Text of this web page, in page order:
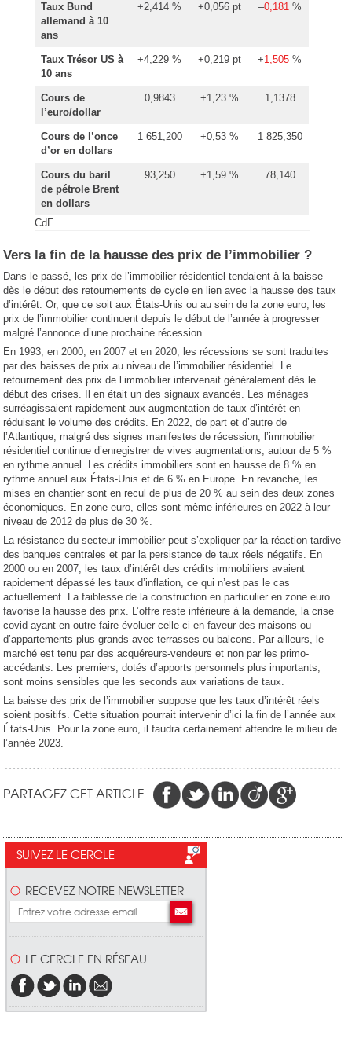
Taux Bund
allemand à 10
ans
+2,414 % +0,056 pt –0,181%
Taux Trésor US à
10 ans
+4,229 % +0,219 pt +1,505 %
Cours de
l’euro/dollar
0,9843 +1,23 % 1,1378
Cours de l’once
d’or en dollars
1 651,200 +0,53 % 1 825,350
Cours du baril
de pétrole Brent
en dollars
93,250 +1,59 % 78,140
CdE
Vers la fin de la hausse des prix de l’immobilier ?
Dans le passé, les prix de l’immobilier résidentiel tendaient à la baisse
dès le début des retournements de cycle en lien avec la hausse des taux
d’intérêt. Or, que ce soit aux États-Unis ou au sein de la zone euro, les
prix de l’immobilier continuent depuis le début de l’année à progresser
malgré l’annonce d’une prochaine récession.
En 1993, en 2000, en 2007 et en 2020, les récessions se sont traduites
par des baisses de prix au niveau de l’immobilier résidentiel. Le
retournement des prix de l’immobilier intervenait généralement dès le
début des crises. Il en était un des signaux avancés. Les ménages
surréagissaient rapidement aux augmentation de taux d’intérêt en
réduisant le volume des crédits. En 2022, de part et d’autre de
l’Atlantique, malgré des signes manifestes de récession, l’immobilier
résidentiel continue d’enregistrer de vives augmentations, autour de 5 %
en rythme annuel. Les crédits immobiliers sont en hausse de 8 % en
rythme annuel aux États-Unis et de 6 % en Europe. En revanche, les
mises en chantier sont en recul de plus de 20 % au sein des deux zones
économiques. En zone euro, elles sont même inférieures en 2022 à leur
niveau de 2012 de plus de 30 %.
La résistance du secteur immobilier peut s’expliquer par la réaction tardive
des banques centrales et par la persistance de taux réels négatifs. En
2000 ou en 2007, les taux d’intérêt des crédits immobiliers avaient
rapidement dépassé les taux d’inflation, ce qui n’est pas le cas
actuellement. La faiblesse de la construction en particulier en zone euro
favorise la hausse des prix. L’offre reste inférieure à la demande, la crise
covid ayant en outre faire évoluer celle-ci en faveur des maisons ou
d’appartements plus grands avec terrasses ou balcons. Par ailleurs, le
marché est tenu par des acquéreurs-vendeurs et non par les primo-
accédants. Les premiers, dotés d’apports personnels plus importants,
sont moins sensibles que les seconds aux variations de taux.
La baisse des prix de l’immobilier suppose que les taux d’intérêt réels
soient positifs. Cette situation pourrait intervenir d’ici la fin de l’année aux
États-Unis. Pour la zone euro, il faudra certainement attendre le milieu de
l’année 2023.
PARTAGEZ CET ARTICLE
SUIVEZ LE CERCLE
RECEVEZ NOTRE NEWSLETTER
LE CERCLE EN RÉSEAU